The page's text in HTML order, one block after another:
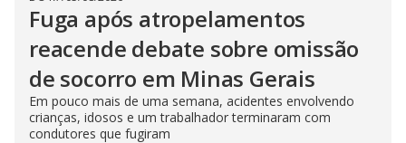
Fuga após atropelamentos
reacende debate sobre omissão
de socorro em Minas Gerais
Em pouco mais de uma semana, acidentes envolvendo
crianças, idosos e um trabalhador terminaram com
condutores que fugiram